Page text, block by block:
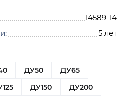
14589-14
5 лет
ДУ50
ДУ65
ДУ150
ДУ200